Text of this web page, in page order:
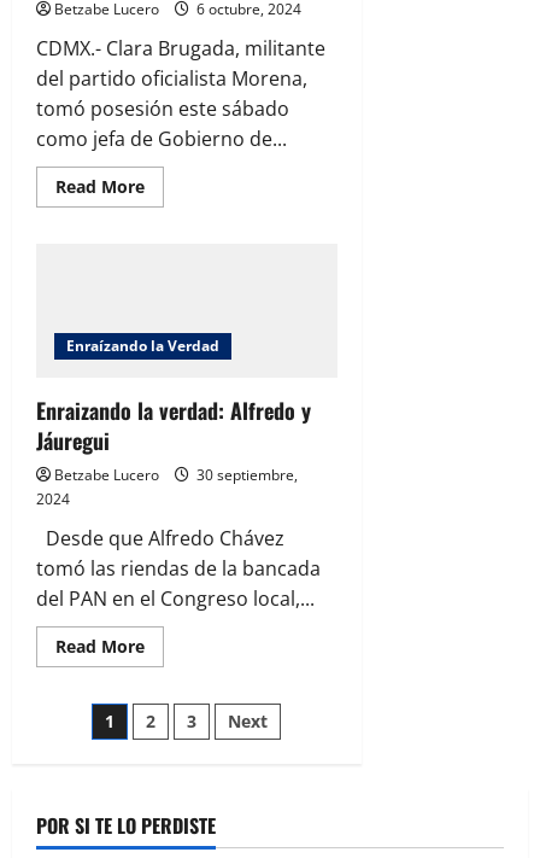
Betzabe Lucero 6 octubre, 2024
CDMX.- Clara Brugada, militante
del partido oficialista Morena,
tomó posesión este sábado
como jefa de Gobierno de...
Read MoreRead
more
Gobierno
de
de
México
periodo
2024-
Enraízando la Verdad
Enraizando la verdad: Alfredo y
Jáuregui
Betzabe Lucero
30 septiembre,
2024
Desde que Alfredo Chávez
tomó las riendas de la bancada
del PAN en el Congreso local,...
Read MoreRead
more
la
verdad:
Alfredo
Paginación
entradas
1 2 3 Next
POR SI TE LO PERDISTE